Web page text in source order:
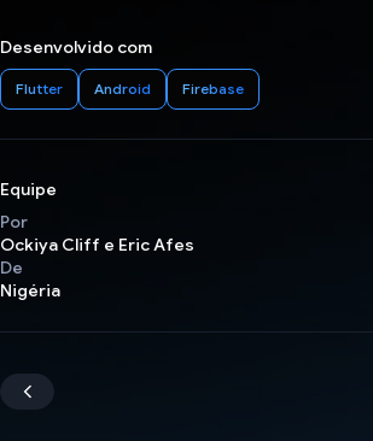
Desenvolvido com
Flutter Android Firebase
Equipe
Por
Ockiya Cliff e Eric Afes
De
Nigéria